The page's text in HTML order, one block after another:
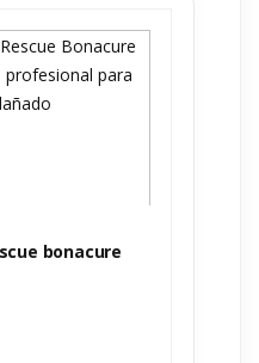
bonacure